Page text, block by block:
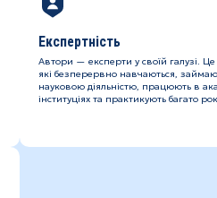
Експертність
Автори — експерти у своїй галузі. Це
які безперервно навчаються,
науковою діяльністю, працюють в
інституціях та практикують багато